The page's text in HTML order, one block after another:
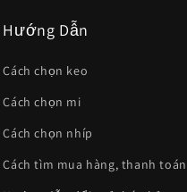
Hướng Dẫn
Cách chọn keo
Cách chọn mi
Cách chọn nhíp
Cách tìm mua hàng, thanh toán